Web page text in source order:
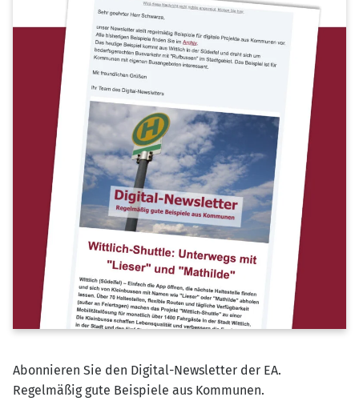
Abonnieren Sie den Digital-Newsletter der EA.
Regelmäßig gute Beispiele aus Kommunen.